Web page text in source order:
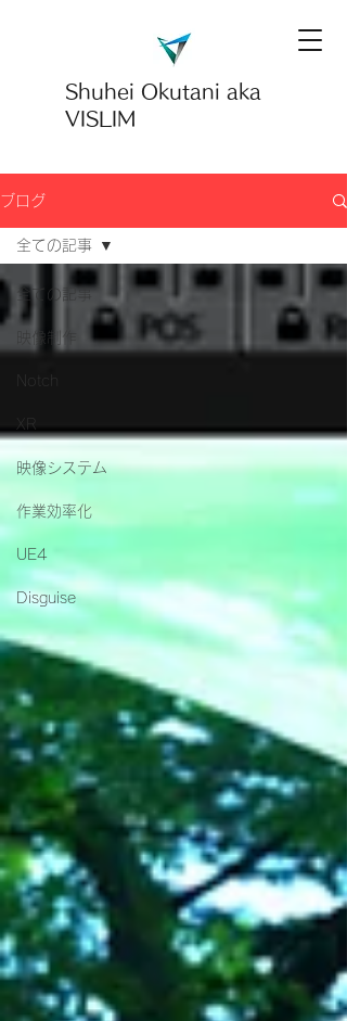
Shuhei Okutani aka
VISLIM
ブログ
全ての記事
映像制作
XR
映像システム
作業効率化
UE4
Disguise
全ての記事